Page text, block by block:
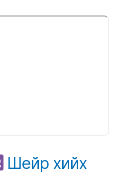
Viber
Шейр хийх